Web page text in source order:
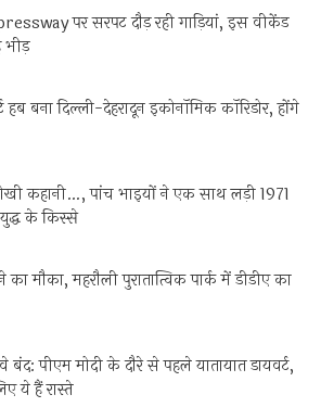
पर सरपट दौड़ रही गाड़ियां, इस वीकेंड
भीड़
हब बना दिल्ली-देहरादून इकोनॉमिक कॉरिडोर, होंगे
कहानी…, पांच भाइयों ने एक साथ लड़ी 1971
के किस्से
मौका, महरौली पुरातात्विक पार्क में डीडीए का
बंद: पीएम मोदी के दौरे से पहले यातायात डायवर्ट,
ये हैं रास्ते